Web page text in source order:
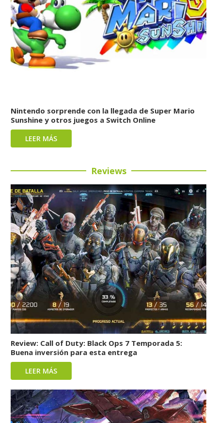
Nintendo sorprende con la llegada de Super Mario
Sunshine y otros juegos a Switch Online
LEER MÁS
Reviews
Review: Call of Duty: Black Ops 7 Temporada 5:
Buena inversión para esta entrega
LEER MÁS